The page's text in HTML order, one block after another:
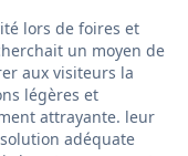
lors de foires et
un moyen de
aux visiteurs la
légères et
attrayante. leur
adéquate